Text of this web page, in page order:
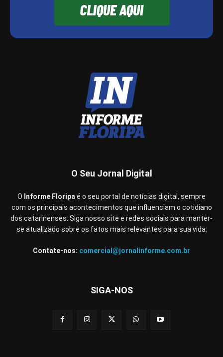
O Seu Jornal Digital
O Informe Floripaé o seu portal de notícias digital, sempre
com os principais acontecimentos que influenciam o cotidiano
dos catarinenses. Siga nosso site e redes sociais para manter-
se atualizado sobre os fatos mais relevantes para sua vida.
Contate-nos: comercial@jornalinforme.com.br
SIGA-NOS